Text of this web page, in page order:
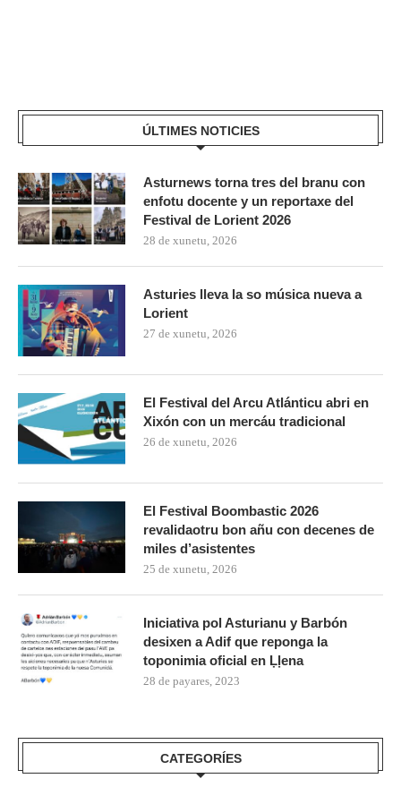
ÚLTIMES NOTICIES
Asturnews torna tres del branu con
enfotu docente y un reportaxe del
Festival de Lorient 2026
28 de xunetu, 2026
Asturies lleva la so música nueva a
Lorient
27 de xunetu, 2026
El Festival del Arcu Atlánticu abri en
Xixón con un mercáu tradicional
26 de xunetu, 2026
El Festival Boombastic 2026
revalidaotru bon añu con decenes de
miles d’asistentes
25 de xunetu, 2026
Iniciativa pol Asturianu y Barbón
desixen a Adif que reponga la
toponimia oficial en Ḷḷena
28 de payares, 2023
CATEGORÍES